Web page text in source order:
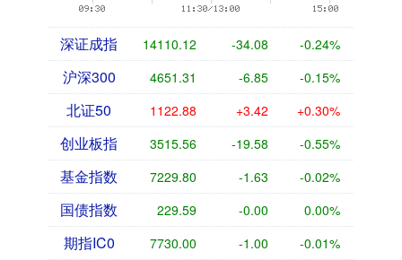
深证成指 14110.12 -34.08 -0.24%
沪深300 4651.31 -6.85 -0.15%
北证50 1122.88 +3.42 +0.30%
创业板指 3515.56 -19.58 -0.55%
基金指数 7229.80 -1.63 -0.02%
国债指数 229.59 -0.00 0.00%
期指IC0 7730.00 -1.00 -0.01%